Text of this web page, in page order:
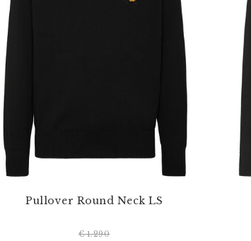
Pullover Round Neck LS
€ 1.290